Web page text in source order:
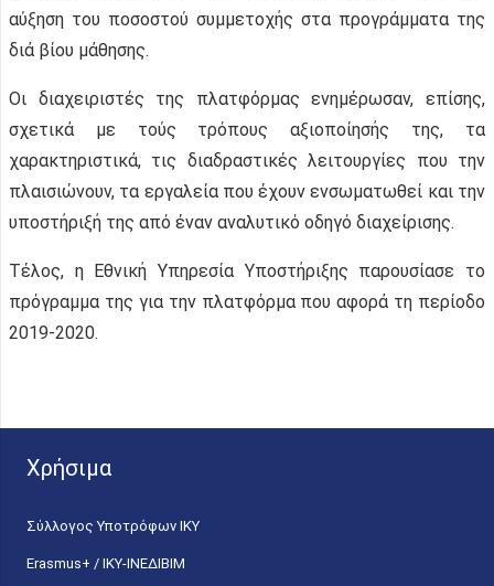
αύξηση του ποσοστού συμμετοχής στα προγράμματα της
διά βίου μάθησης.
Οι διαχειριστές της πλατφόρμας ενημέρωσαν, επίσης,
σχετικά με τούς τρόπους αξιοποίησής της, τα
χαρακτηριστικά, τις διαδραστικές λειτουργίες που την
πλαισιώνουν, τα εργαλεία που έχουν ενσωματωθεί και την
υποστήριξή της από έναν αναλυτικό οδηγό διαχείρισης.
Τέλος, η Εθνική Υπηρεσία Υποστήριξης παρουσίασε το
πρόγραμμα της για την πλατφόρμα που αφορά τη περίοδο
2019-2020.
Χρήσιμα
Σύλλογος Υποτρόφων ΙΚΥ
Erasmus+ / ΙΚΥ-ΙΝΕΔΙΒΙΜ